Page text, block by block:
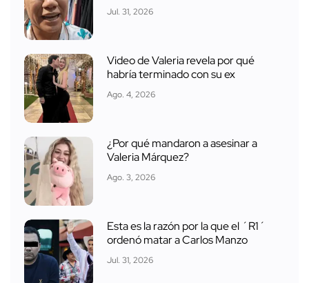
Jul. 31, 2026
Video de Valeria revela por qué
habría terminado con su ex
Ago. 4, 2026
¿Por qué mandaron a asesinar a
Valeria Márquez?
Ago. 3, 2026
Esta es la razón por la que el ´R1´
ordenó matar a Carlos Manzo
Jul. 31, 2026